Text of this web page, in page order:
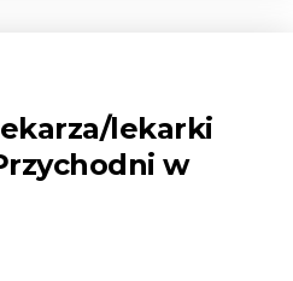
lekarki
w